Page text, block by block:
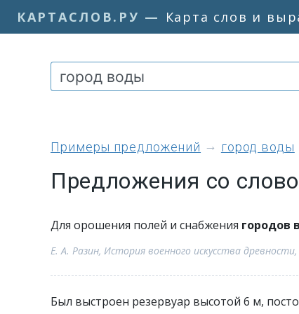
КАРТАСЛОВ.РУ — Карта слов и
примеры предложений город воды
Предложения со
Для орошения полей и снабжения городов
Е. А. Разин, История военного искусства
Был выстроен резервуар высотой 6 м,